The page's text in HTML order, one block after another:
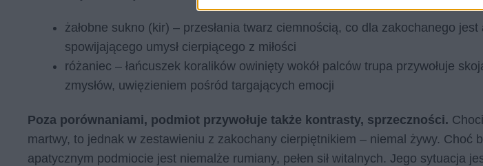
żałobne sukno (kir) – przesłania twarz ciemnością, co dla zakochanego
spowijającego umysł cierpiącego z miłości
różaniec – łańcuszek koralików owinięty wokół palców trupa przywołuje
zmysłów, uwięzieniem pośród targających emocji
Poza porównaniami, podmiot przywołuje także kontrasty, sprzeczności.
martwy, to jednak w zestawieniu z zakochany cierpiętnikiem – niemal żywy. Choć
apatycznym podmiocie jest niemalże rumiany, pełen sił witalnych. Jego sytuacja